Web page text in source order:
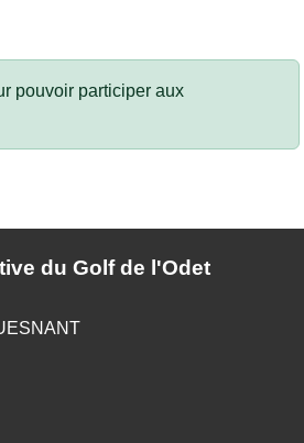
pouvoir participer aux
du Golf de l'Odet